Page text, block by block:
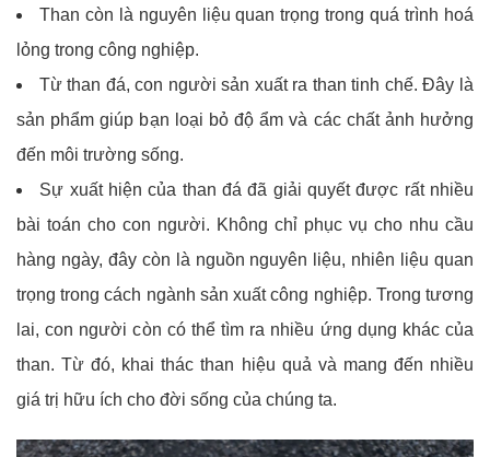
Than còn là nguyên liệu quan trọng trong quá trình hoá
lỏng trong công nghiệp.
Từ than đá, con người sản xuất ra than tinh chế. Đây là
sản phẩm giúp bạn loại bỏ độ ẩm và các chất ảnh hưởng
đến môi trường sống.
Sự xuất hiện của than đá đã giải quyết được rất nhiều
bài toán cho con người. Không chỉ phục vụ cho nhu cầu
hàng ngày, đây còn là nguồn nguyên liệu, nhiên liệu quan
trọng trong cách ngành sản xuất công nghiệp. Trong tương
lai, con người còn có thể tìm ra nhiều ứng dụng khác của
than. Từ đó, khai thác than hiệu quả và mang đến nhiều
giá trị hữu ích cho đời sống của chúng ta.